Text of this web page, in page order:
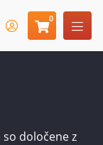
0
so določene z